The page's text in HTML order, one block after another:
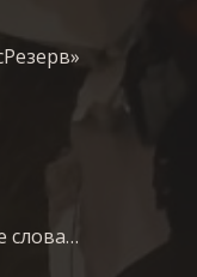
слова…